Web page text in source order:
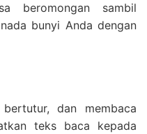
beromongan sambil
bunyi Anda dengan
dan membaca
teks baca kepada